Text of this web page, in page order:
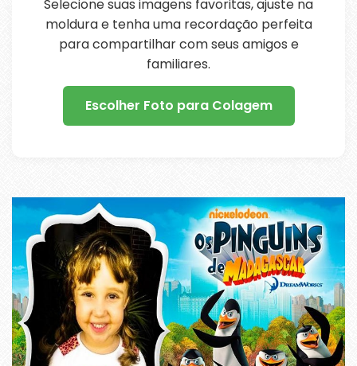
Selecione suas imagens favoritas, ajuste na
moldura e tenha uma recordação perfeita
para compartilhar com seus amigos e
familiares.
Escolher Foto para Colagem